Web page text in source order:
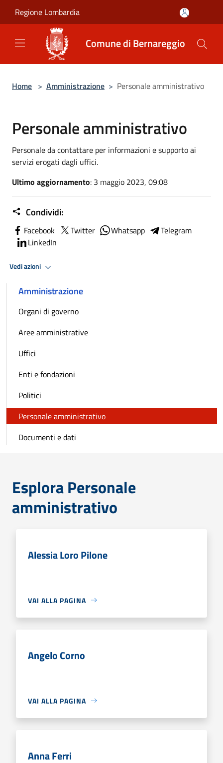
Regione Lombardia
Comune di Bernareggio
Home > Amministrazione > Personale amministrativo
Personale amministrativo
Personale da contattare per informazioni e supporto ai
servizi erogati dagli uffici.
Ultimo aggiornamento: 3 maggio 2023, 09:08
Condividi:
Facebook Twitter Whatsapp
Telegram
LinkedIn
Vedi azioni
Amministrazione
Organi di governo
Aree amministrative
Uffici
Enti e fondazioni
Politici
Personale amministrativo
Documenti e dati
Esplora Personale
amministrativo
Alessia Loro Pilone
VAI ALLA PAGINA
Angelo Corno
VAI ALLA PAGINA
Anna Ferri